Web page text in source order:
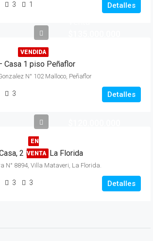
3 1 Detalles
VENDIDA
Casa 1 piso Peñaflor
N° 102 Malloco, Peñaflor
3 Detalles
EN
VENTA
2 Pisos, La Florida
N° 8894, Villa Mataveri, La Florida.
3 3 Detalles